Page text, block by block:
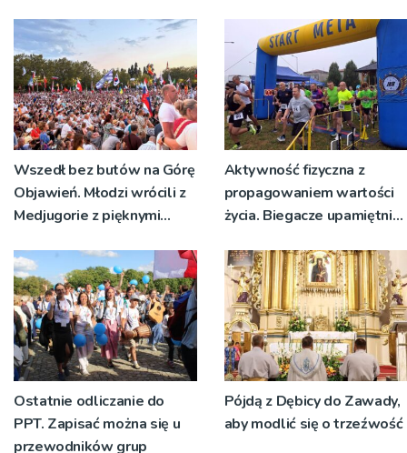
Wszedł bez butów na Górę
Objawień. Młodzi wrócili z
Medjugorie z pięknymi
Aktywność fizyczna z
propagowaniem wartości
życia. Biegacze upamiętnili
Ostatnie odliczanie do
PPT. Zapisać można się u
przewodników grup
Pójdą z Dębicy do Zawady,
aby modlić się o trzeźwość